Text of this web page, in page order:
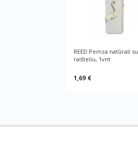
REED Pemza natūrali su
raišteliu, 1vnt
1,69 €